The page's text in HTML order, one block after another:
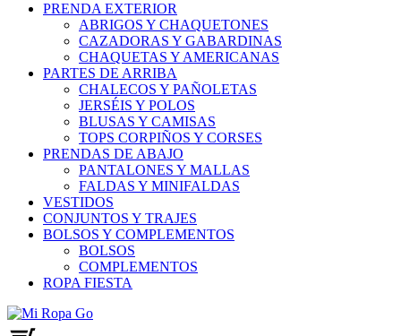
PRENDA EXTERIOR
ABRIGOS Y CHAQUETONES
CAZADORAS Y GABARDINAS
CHAQUETAS Y AMERICANAS
PARTES DE ARRIBA
CHALECOS Y PAÑOLETAS
JERSÉIS Y POLOS
BLUSAS Y CAMISAS
TOPS CORPIÑOS Y CORSES
PRENDAS DE ABAJO
PANTALONES Y MALLAS
FALDAS Y MINIFALDAS
VESTIDOS
CONJUNTOS Y TRAJES
BOLSOS Y COMPLEMENTOS
BOLSOS
COMPLEMENTOS
ROPA FIESTA